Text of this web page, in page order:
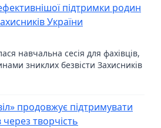
підтримки родин
України
навчальна сесія для фахівців,
зниклих безвісти Захисників
продовжує підтримувати
творчість